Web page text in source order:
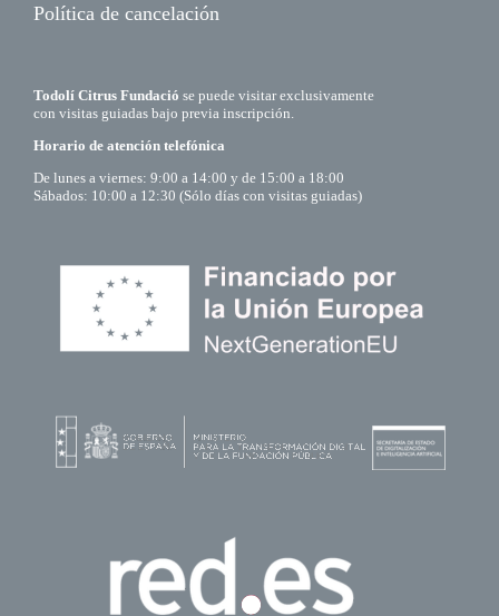
Política de cancelación
Todolí Citrus Fundació se puede visitar exclusivamente
con visitas guiadas bajo previa inscripción.
Horario de atención telefónica
De lunes a viernes: 9:00 a 14:00 y de 15:00 a 18:00
Sábados: 10:00 a 12:30 (Sólo días con visitas guiadas)